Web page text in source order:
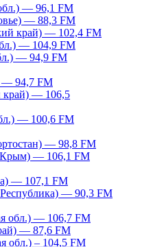
— 96,1 FM
— 88,3 FM
край) — 102,4 FM
— 104,9 FM
— 94,9 FM
— 94,7 FM
край) — 106,5
— 100,6 FM
— 98,8 FM
Крым) — 106,1 FM
— 107,1 FM
— 90,3 FM
обл.) — 106,7 FM
— 87,6 FM
обл.) – 104,5 FM